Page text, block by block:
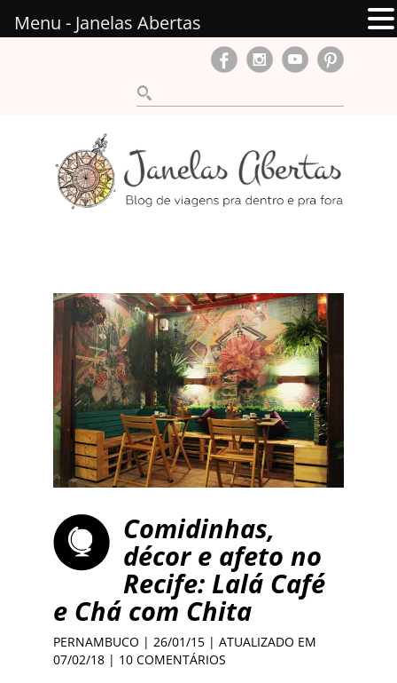
Comidinhas,
décor e afeto no
Recife: Lalá Café
e Chá com Chita
PERNAMBUCO | 26/01/15 | ATUALIZADO EM
07/02/18 | 10 COMENTÁRIOS
Menu - Janelas Abertas